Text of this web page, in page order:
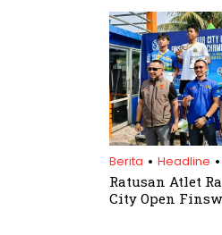
Berita . Headline .
Ratusan Atlet
City Open